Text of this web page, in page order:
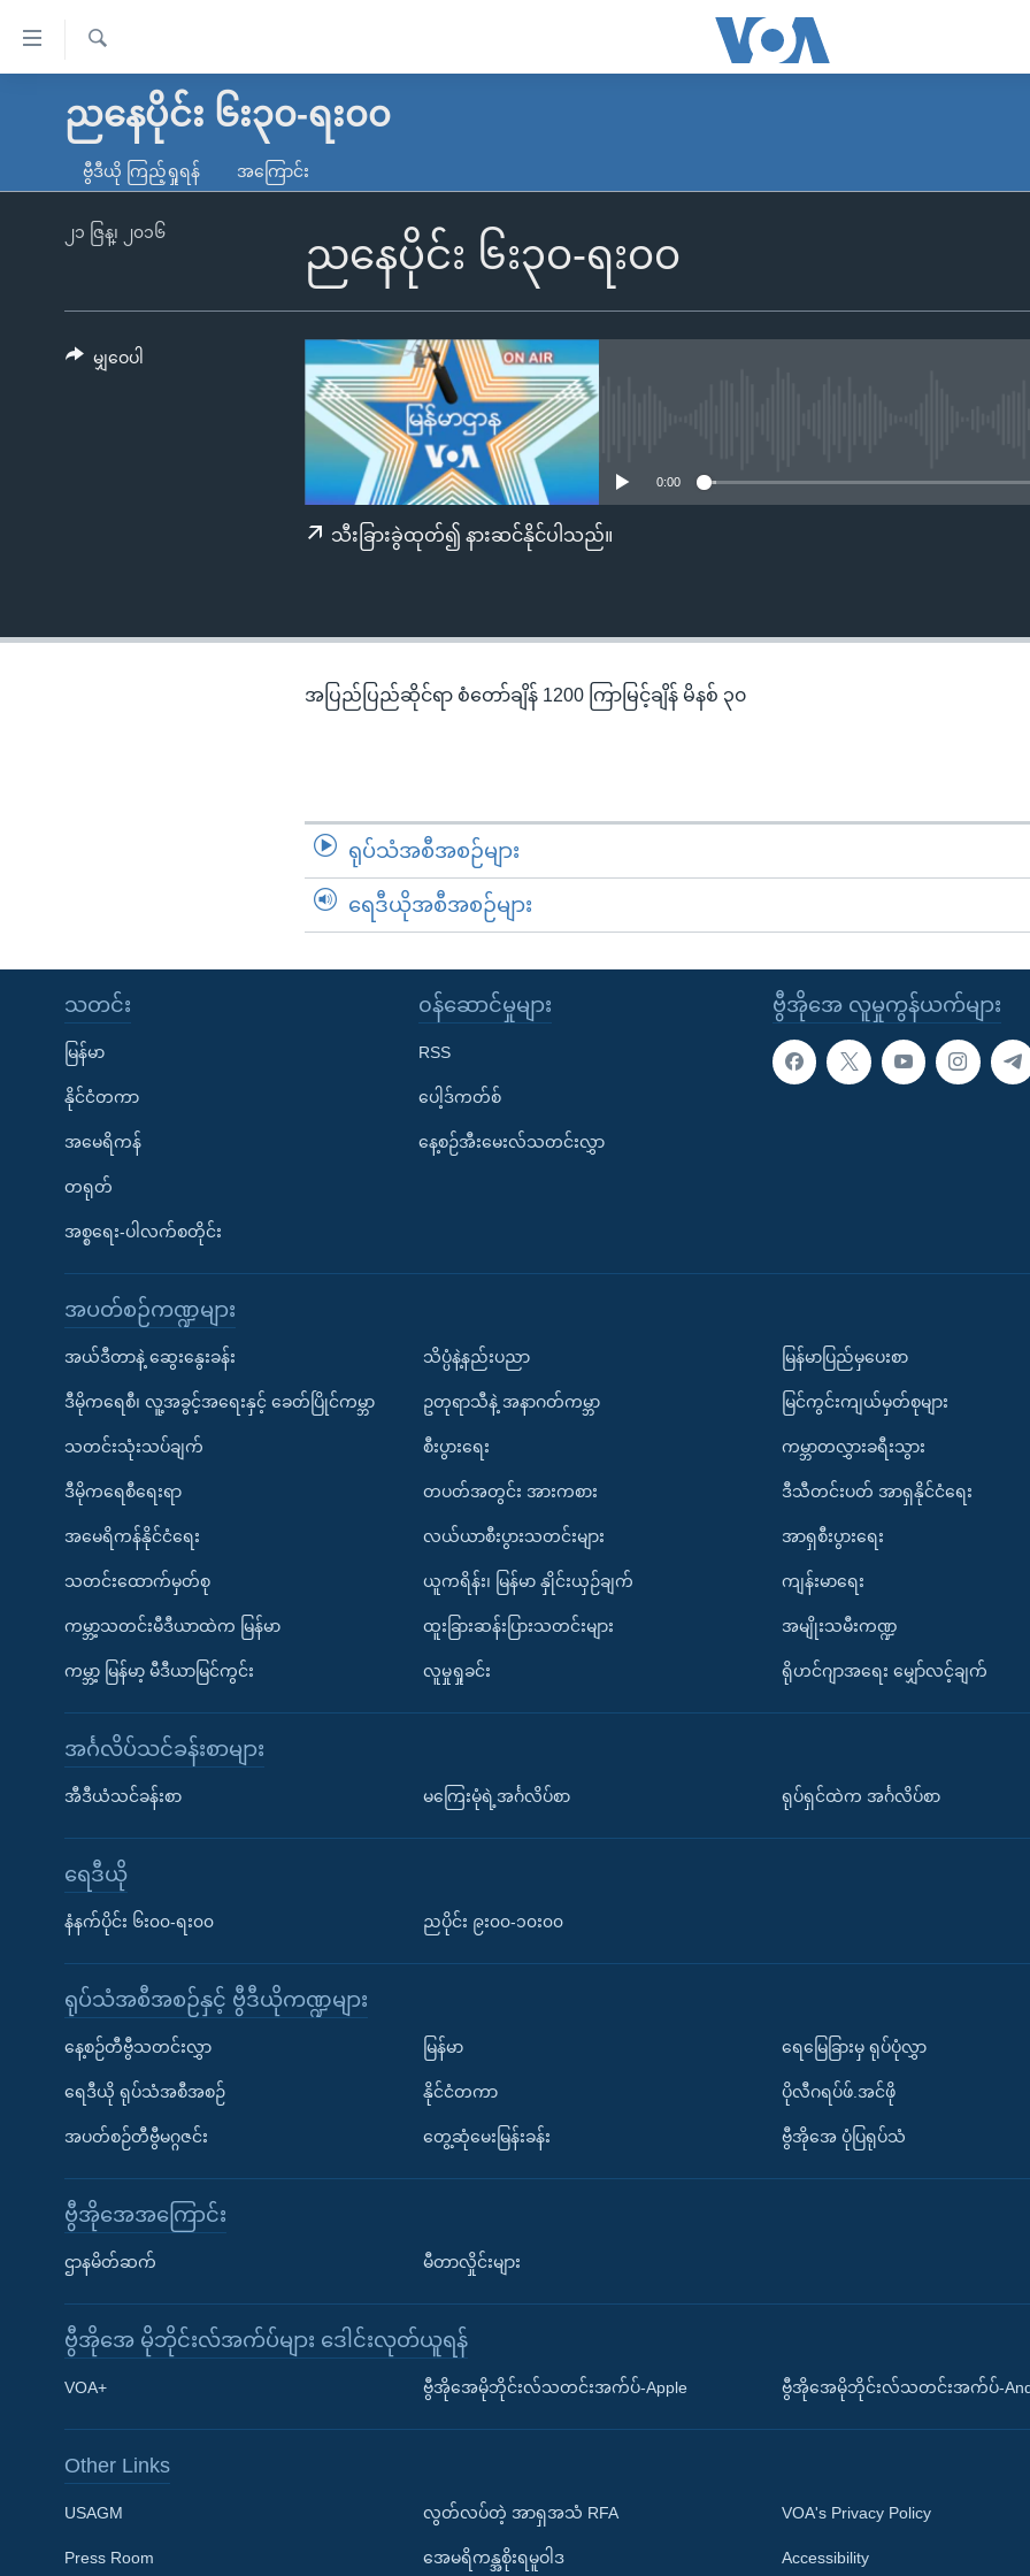
လွယ်ကူ
သည့်
ကျော်
မူလစာမျက်နှာ
ကမ္ဘာ့သတင်းများ
နိုင်ငံတကာ
တရုတ်
အစ္စရေး-ပါလက်စတိုင်း
ရပ်ဝန်းတခု လမ်းတခု အလွန်
အင်္ဂလိပ်စာလေ့လာမယ်
Learning English
ဘာသာစကားများ
ရ
လာ
ညနေပိုင်း ၆း၃၀-ရး၀၀
ဗွီဒီယို ကြည့်ရှုရန် အကြောင်း
ညနေပိုင်း ၆း၃၀-ရး၀၀
၂၁ ဇြန္၊ ၂၀၁၆
0:00
သီးခြားခွဲထုတ်၍ နားဆင်နိုင်ပါသည်။
မျှဝေပါ
အပြည်ပြည်ဆိုင်ရာ စံတော်ချိန် 1200 ကြာမြင့်ချိန် မိနစ် ၃၀
ရုပ်သံအစီအစဉ်များ
ရေဒီယိုအစီအစဉ်များ
ဗွီအိုအေ လူမှုကွန်ယက်များ
သတင်း
မြန်မာ
နိုင်ငံတကာ
အမေရိကန်
တရုတ်
အစ္စရေး-ပါလက်စတိုင်း
၀န်ဆောင်မှုများ
RSS
ပေါ့ဒ်ကတ်စ်
နေ့စဉ်အီးမေးလ်သတင်းလွှာ
အပတ်စဉ်ကဏ္ဍများ
အယ်ဒီတာနဲ့ ဆွေးနွေးခန်း
ဒီမိုကရေစီ၊ လူ့အခွင့်အရေးနှင့် ခေတ်ပြိုင်ကမ္ဘာ
သတင်းသုံးသပ်ချက်
ဒီမိုကရေစီရေးရာ
အမေရိကန်နိုင်ငံရေး
သတင်းထောက်မှတ်စု
ကမ္ဘာ့သတင်းမီဒီယာထဲက မြန်မာ
ကမ္ဘာ့ မြန်မာ့ မီဒီယာမြင်ကွင်း
သိပ္ပံနဲ့နည်းပညာ
ဥတုရာသီနဲ့ အနာဂတ်ကမ္ဘာ
စီးပွားရေး
တပတ်အတွင်း အားကစား
လယ်ယာစီးပွားသတင်းများ
ယူကရိန်း၊ မြန်မာ နှိုင်းယှဉ်ချက်
ထူးခြားဆန်းပြားသတင်းများ
လူမှုရှုခင်း
မြန်မာပြည်မှပေးစာ
မြင်ကွင်းကျယ်မှတ်စုများ
ကမ္ဘာတလွှားခရီးသွား
ဒီသီတင်းပတ် အာရှနိုင်ငံရေး
အာရှစီးပွားရေး
ကျန်းမာရေး
အမျိုးသမီးကဏ္ဍ
ရိုဟင်ဂျာအရေး မျှော်လင့်ချက်
အင်္ဂလိပ်သင်ခန်းစာများ
အီဒီယံသင်ခန်းစာ မကြေးမုံရဲ့အင်္ဂလိပ်စာ ရုပ်ရှင်ထဲက အင်္ဂလိပ်စာ
ရေဒီယို
နံနက်ပိုင်း ၆း၀၀-ရး၀၀ ညပိုင်း ၉း၀၀-၁၀း၀၀
ရုပ်သံအစီအစဉ်နှင့် ဗွီဒီယိုကဏ္ဍများ
နေ့စဉ်တီဗွီသတင်းလွှာ
ရေဒီယို ရုပ်သံအစီအစဉ်
အပတ်စဉ်တီဗွီမဂ္ဂဇင်း
မြန်မာ
နိုင်ငံတကာ
တွေ့ဆုံမေးမြန်းခန်း
ရေမြေခြားမှ ရုပ်ပုံလွှာ
ပိုလီဂရပ်ဖ်.အင်ဖို
ဗွီအိုအေ ပုံပြရုပ်သံ
ဗွီအိုအေအကြောင်း
ဌာနမိတ်ဆက် မီတာလှိုင်းများ
ဗွီအိုအေ မိုဘိုင်းလ်အက်ပ်များ ဒေါင်းလုတ်ယူရန်
VOA+ ဗွီအိုအေမိုဘိုင်းလ်သတင်းအက်ပ်-Apple ဗွီအိုအေမိုဘိုင်းလ်သတင်းအက်ပ်-
Other Links
USAGM
Press Room
လွတ်လပ်တဲ့ အာရှအသံ RFA
အေမရိကန္အစိုးရမူဝါဒ
VOA's Privacy Policy
Accessibility